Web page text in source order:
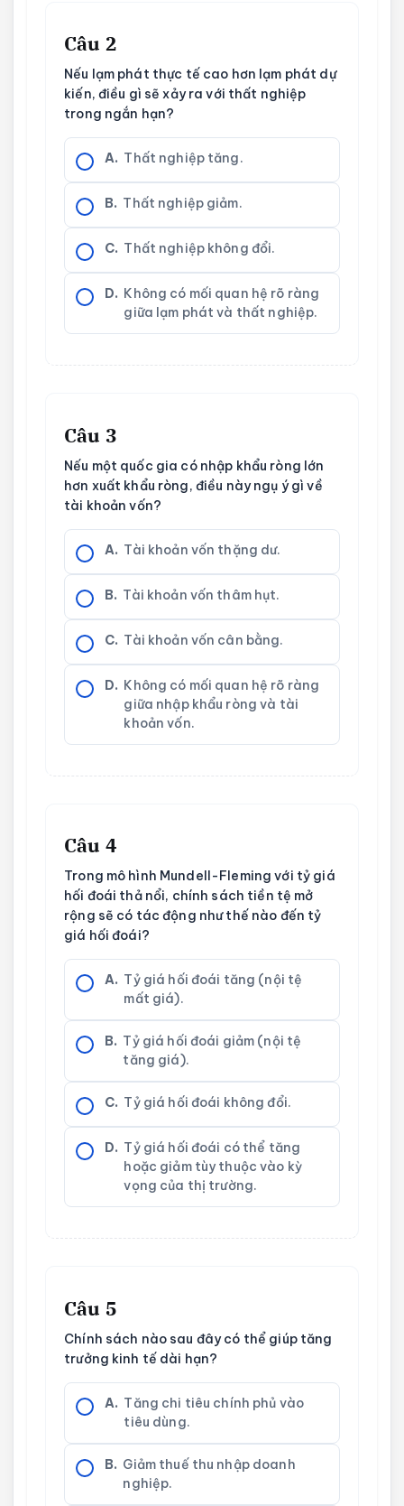
Câu 2
Nếu lạm phát thực tế cao hơn lạm phát dự
kiến, điều gì sẽ xảy ra với thất nghiệp
trong ngắn hạn?
A. Thất nghiệp tăng.
B. Thất nghiệp giảm.
C. Thất nghiệp không đổi.
D. Không có mối quan hệ rõ ràng
giữa lạm phát và thất nghiệp.
Câu 3
Nếu một quốc gia có nhập khẩu ròng lớn
hơn xuất khẩu ròng, điều này ngụ ý gì về
tài khoản vốn?
A. Tài khoản vốn thặng dư.
B. Tài khoản vốn thâm hụt.
C. Tài khoản vốn cân bằng.
D. Không có mối quan hệ rõ ràng
giữa nhập khẩu ròng và tài
khoản vốn.
Câu 4
Trong mô hình Mundell-Fleming với tỷ giá
hối đoái thả nổi, chính sách tiền tệ mở
rộng sẽ có tác động như thế nào đến tỷ
giá hối đoái?
A. Tỷ giá hối đoái tăng (nội tệ
mất giá).
B. Tỷ giá hối đoái giảm (nội tệ
tăng giá).
C. Tỷ giá hối đoái không đổi.
D. Tỷ giá hối đoái có thể tăng
hoặc giảm tùy thuộc vào kỳ
vọng của thị trường.
Câu 5
Chính sách nào sau đây có thể giúp tăng
trưởng kinh tế dài hạn?
A. Tăng chi tiêu chính phủ vào
tiêu dùng.
B. Giảm thuế thu nhập doanh
nghiệp.